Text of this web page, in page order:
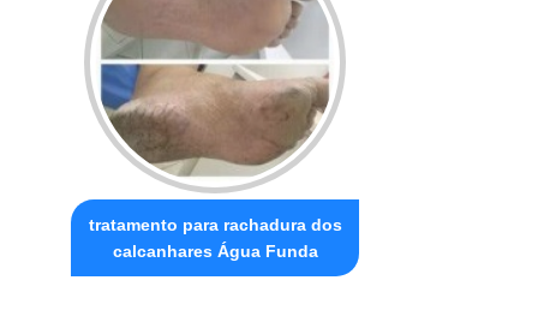
tratamento para rachadura dos
calcanhares Água Funda